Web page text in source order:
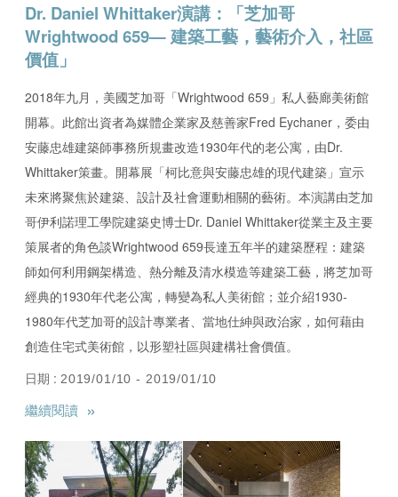
Dr. Daniel Whittaker演講：「芝加哥
Wrightwood 659— 建築工藝，藝術介入，社區
價值」
2018年九月，美國芝加哥「Wrightwood 659」私人藝廊美術館
開幕。此館出資者為媒體企業家及慈善家Fred Eychaner，委由
安藤忠雄建築師事務所規畫改造1930年代的老公寓，由Dr.
Whittaker策畫。開幕展「柯比意與安藤忠雄的現代建築」宣示
未來將聚焦於建築、設計及社會運動相關的藝術。本演講由芝加
哥伊利諾理工學院建築史博士Dr. Daniel Whittaker從業主及主要
策展者的角色談Wrightwood 659長達五年半的建築歷程：建築
師如何利用鋼架構造、熱分離及清水模造等建築工藝，將芝加哥
經典的1930年代老公寓，轉變為私人美術館；並介紹1930-
1980年代芝加哥的設計專業者、當地仕紳與政治家，如何藉由
創造住宅式美術館，以形塑社區與建構社會價值。
日期 : 2019/01/10 - 2019/01/10
繼續閱讀 »